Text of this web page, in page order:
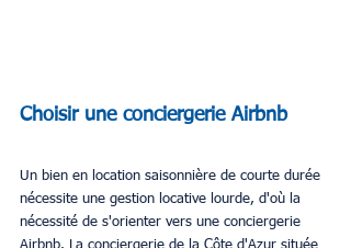
Choisir une conciergerie Airbnb
Un bien en location saisonnière de courte durée
nécessite une gestion locative lourde, d'où la
nécessité de s'orienter vers une conciergerie
Airbnb. La conciergerie de la Côte d'Azur située